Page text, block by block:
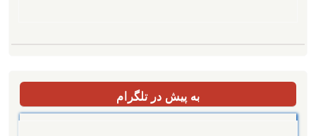
به پیش در تلگرام